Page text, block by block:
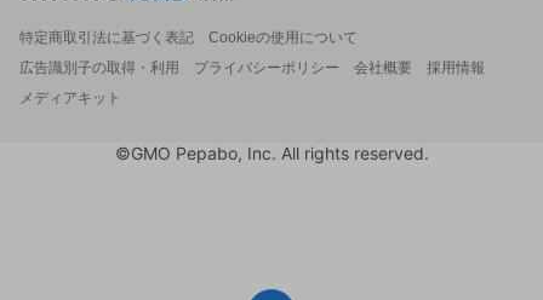
特定商取引法に基づく表記
Cookieの使用について
広告識別子の取得・利用
プライバシーポリシー 会社概要
採用情報
メディアキット
©GMO Pepabo, Inc. All rights reserved.